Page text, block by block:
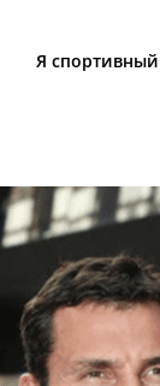
Я спортивный